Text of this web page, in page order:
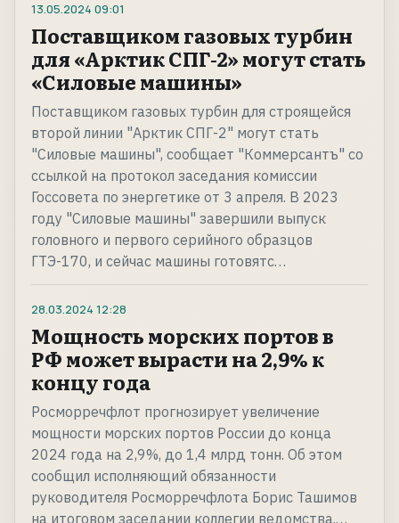
13.05.2024 09:01
Поставщиком газовых турбин
для «Арктик СПГ-2» могут стать
«Силовые машины»
Поставщиком газовых турбин для строящейся
второй линии "Арктик СПГ-2" могут стать
"Силовые машины", сообщает "Коммерсантъ" со
ссылкой на протокол заседания комиссии
Госсовета по энергетике от 3 апреля. В 2023
году "Силовые машины" завершили выпуск
головного и первого серийного образцов
ГТЭ-170, и сейчас машины готовятс…
28.03.2024 12:28
Мощность морских портов в
РФ может вырасти на 2,9% к
концу года
Росморречфлот прогнозирует увеличение
мощности морских портов России до конца
2024 года на 2,9%, до 1,4 млрд тонн. Об этом
сообщил исполняющий обязанности
руководителя Росморречфлота Борис Ташимов
на итоговом заседании коллегии ведомства.…